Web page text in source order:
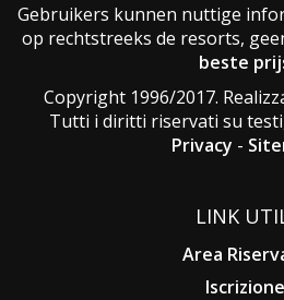
Gebruikers kunnen nuttige
op rechtstreeks de resorts,
beste
Copyright 1996/2017.
Tutti i diritti riservati su
Privacy -
LINK
Area
Iscrizione